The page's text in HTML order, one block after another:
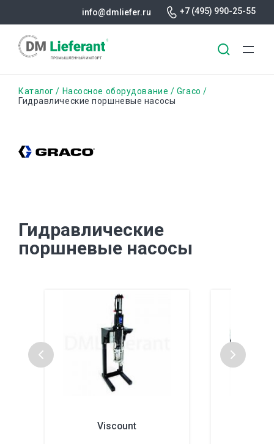
info@dmliefer.ru +7 (495) 990-25-55
Строка
Каталог Насосное оборудование
Graco
Гидравлические поршневые насосы
Гидравлические
поршневые насосы
Viscount